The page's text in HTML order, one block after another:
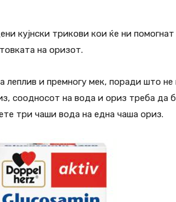
кујнски трикови кои ќе ни
на оризот.
леплив и премногу мек, поради што
соодносот на вода и ориз треба да
три чаши вода на една чаша ориз.